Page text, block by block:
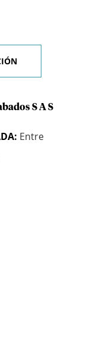
S A S
Entre